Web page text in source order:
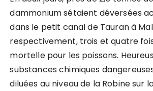
dammonium sétaient déversées
dans le petit canal de Tauran à
respectivement, trois et quatre
mortelle pour les poissons.
substances chimiques
diluées au niveau de la Robine sur